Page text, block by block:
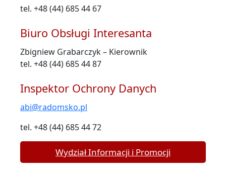
tel. +48 (44) 685 44 67
Biuro Obsługi Interesanta
Zbigniew Grabarczyk – Kierownik
tel. +48 (44) 685 44 87
Inspektor Ochrony Danych
abi@radomsko.pl
tel. +48 (44) 685 44 72
Wydział Informacji i Promocji